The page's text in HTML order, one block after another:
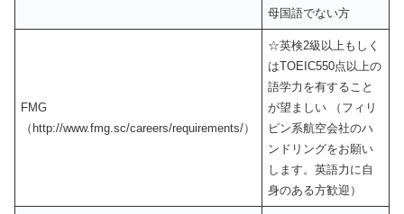
母国語でない方
FMG
（http://www.fmg.sc/careers/requirements/）
☆英検2級以上もしく
はTOEIC550点以上の
語学力を有すること
が望ましい （フィリ
ピン系航空会社のハ
ンドリングをお願い
します。英語力に自
身のある方歓迎）